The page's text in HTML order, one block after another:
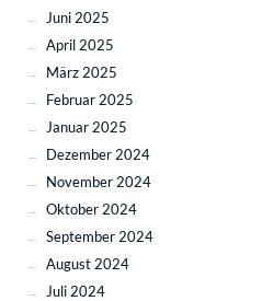
Juni 2025
April 2025
März 2025
Februar 2025
Januar 2025
Dezember 2024
November 2024
Oktober 2024
September 2024
August 2024
Juli 2024